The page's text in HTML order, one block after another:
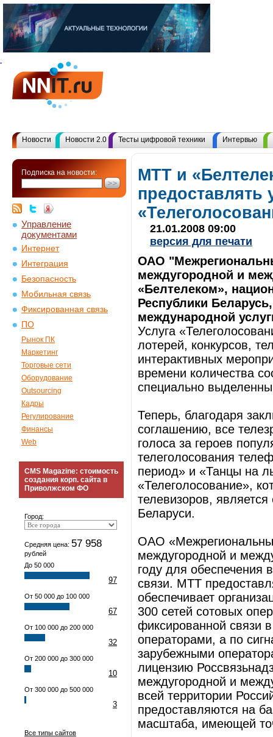
Новости Новости 2.0 Тесты цифровой техники Интервью
Подписка на новости:
Управление
документами
Интернет
Интеграция
Безопасность
Мобильная связь
Фиксированная связь
ПО
Рынок ПК
Маркетинг
Торговые сети
Оборудование
Outsourcing
Кадры
Регулирование
Финансы
Web
CMS Magazine: стоимость
создания корп. сайта в
Приволжском ФО
Город:
Средняя цена: 57 958
рублей
До 50 000
97
От 50 000 до 100 000
67
От 100 000 до 200 000
32
От 200 000 до 300 000
10
От 300 000 до 500 000
3
Все типы сайтов
МТТ и
предоставлять
21.01.2008 09:00
версия для печати
ОАО
междугородной и
«Белтелеком»,
Республики
международной
Услуга
лотерей, конкурсов,
интерактивных
времени количества
специально
Теперь, благодаря
соглашению, все
голоса за героев
телеголосования
период» и «Танцы на
«Телеголосование»,
телевизоров,
Беларуси.
ОАО
междугородной и
году для обеспечения
связи. МТТ
обеспечивает
300 сетей сотовых
фиксированной связи
операторами, а по
зарубежными
лицензию
междугородной и
всей территории
предоставляются на
масштаба, имеющей